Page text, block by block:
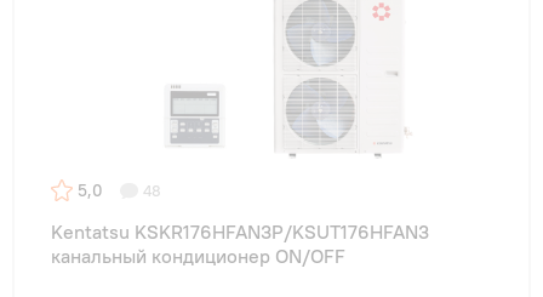
5,0 48
Kentatsu KSKR176HFAN3P/KSUT176HFAN3
канальный кондиционер ON/OFF